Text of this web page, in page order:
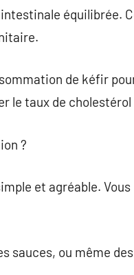
équilibrée.
de kéfir
le taux de
?
et agréable.
sauces, ou même